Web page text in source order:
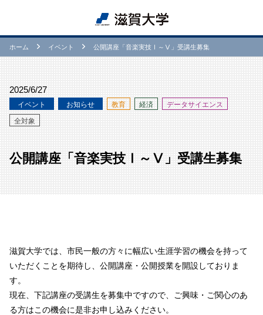
ホーム イベント 公開講座「音楽実技Ⅰ～Ⅴ」受講生募集
2025/6/27
イベント お知らせ 教育 経済
データサイエンス
全対象
公開講座「音楽実技Ⅰ～Ⅴ」受講生募集
滋賀大学では、市民一般の方々に幅広い生涯学習の機会を持って
いただくことを期待し、公開講座・公開授業を開設しておりま
す。
現在、下記講座の受講生を募集中ですので、ご興味・ご関心のあ
る方はこの機会に是非お申し込みください。